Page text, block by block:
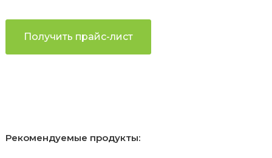
Получить прайс-лист
Рекомендуемые продукты: